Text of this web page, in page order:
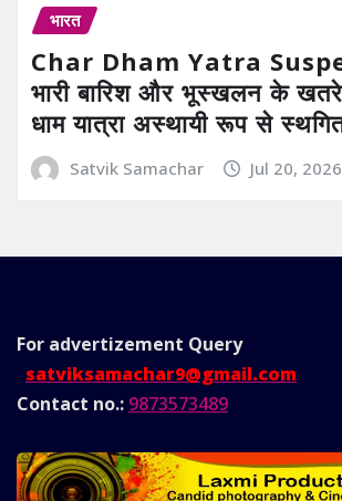
भारत
Char Dham Yatra
भारी बारिश और भूस्खलन के
धाम यात्रा अस्थायी रूप से
Satvik Samachar Jul 20, 2026
For advertizement Query
satviksamachar9@gmail.com
Contact no.: 9873573489